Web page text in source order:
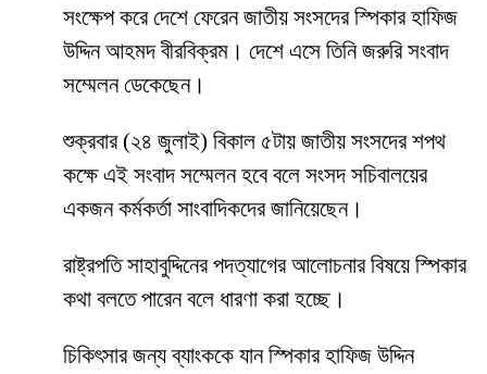
সংক্ষেপ করে দেশে ফেরেন জাতীয় সংসদের স্পিকার হাফিজ
উদ্দিন আহমদ বীরবিক্রম। দেশে এসে তিনি জরুরি সংবাদ
সম্মেলন ডেকেছেন।
শুক্রবার (২৪ জুলাই) বিকাল ৫টায় জাতীয় সংসদের শপথ
কক্ষে এই সংবাদ সম্মেলন হবে বলে সংসদ সচিবালয়ের
একজন কর্মকর্তা সাংবাদিকদের জানিয়েছেন।
রাষ্ট্রপতি সাহাবুদ্দিনের পদত্যাগের আলোচনার বিষয়ে স্পিকার
কথা বলতে পারেন বলে ধারণা করা হচ্ছে।
চিকিৎসার জন্য ব্যাংককে যান স্পিকার হাফিজ উদ্দিন